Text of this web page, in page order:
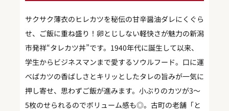
サクサク薄衣のヒレカツを秘伝の甘辛醤油ダレにくぐら
せ、ご飯に重ね盛り！卵とじしない軽快さが魅力の新潟
市発祥“タレカツ丼”です。1940年代に誕生して以来、
学生からビジネスマンまで愛するソウルフード。口に運
べばカツの香ばしさとキリッとしたタレの旨みが一気に
押し寄せ、思わずご飯が進みます。小ぶりのカツが3～
5枚のせられるのでボリューム感も◎。古町の老舗「と